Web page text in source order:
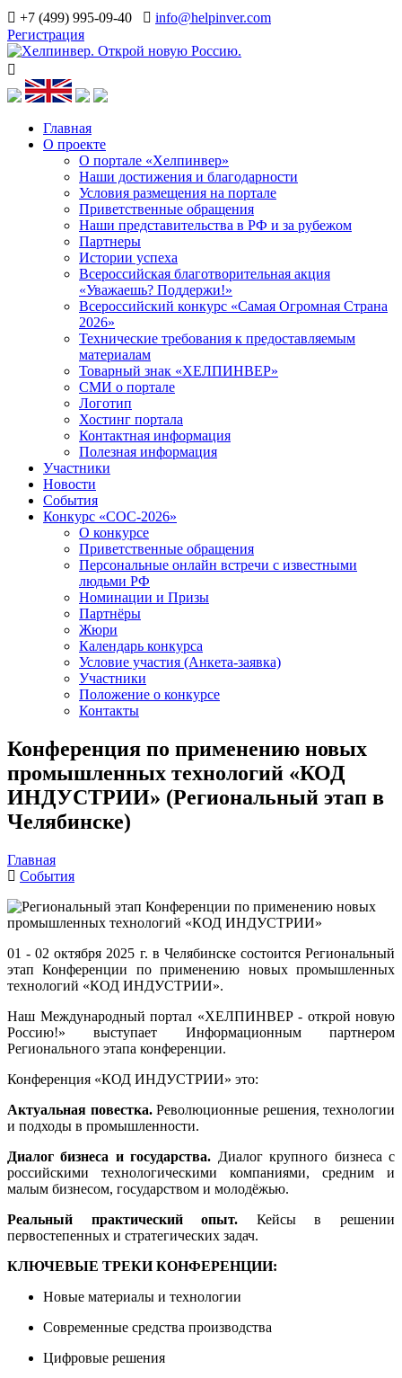
+7 (499) 995-09-40
info@helpinver.com
Регистрация
Главная
О проекте
О портале «Хелпинвер»
Наши достижения и благодарности
Условия размещения на портале
Приветственные обращения
Наши представительства в РФ и за рубежом
Партнеры
Истории успеха
Всероссийская благотворительная акция
«Уважаешь? Поддержи!»
Всероссийский конкурс «Самая Огромная Страна
2026»
Технические требования к предоставляемым
материалам
Товарный знак «ХЕЛПИНВЕР»
СМИ о портале
Логотип
Хостинг портала
Контактная информация
Полезная информация
Участники
Новости
События
Конкурс «СОС-2026»
О конкурсе
Приветственные обращения
Персональные онлайн встречи с известными
людьми РФ
Номинации и Призы
Партнёры
Жюри
Календарь конкурса
Условие участия (Анкета-заявка)
Участники
Положение о конкурсе
Контакты
Конференция по применению новых
промышленных технологий «КОД
ИНДУСТРИИ» (Региональный этап в
Челябинске)
Главная
События
01 - 02 октября 2025 г. в Челябинске состоится Региональный
этап Конференции по применению новых промышленных
технологий «КОД ИНДУСТРИИ».
Наш Международный портал «ХЕЛПИНВЕР - открой новую
Россию!» выступает Информационным партнером
Регионального этапа конференции.
Конференция «КОД ИНДУСТРИИ» это:
Актуальная повестка.Революционные решения, технологии
и подходы в промышленности.
Диалог бизнеса и государства. Диалог крупного бизнеса с
российскими технологическими компаниями, средним и
малым бизнесом, государством и молодёжью.
Реальный практический опыт. Кейсы в решении
первостепенных и стратегических задач.
КЛЮЧЕВЫЕ ТРЕКИ КОНФЕРЕНЦИИ:
Новые материалы и технологии
Современные средства производства
Цифровые решения